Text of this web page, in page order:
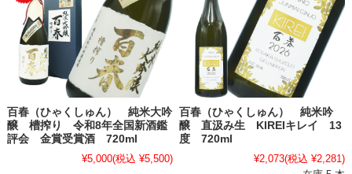
百春（ひゃくしゅん） 純米大吟
醸 槽搾り 令和8年全国新酒鑑
評会 金賞受賞酒 720ml
¥5,000(税込 ¥5,500)
百春（ひゃくしゅん） 純米吟
醸 直汲み生 KIREIキレイ 13
度 720ml
¥2,073(税込 ¥2,281)